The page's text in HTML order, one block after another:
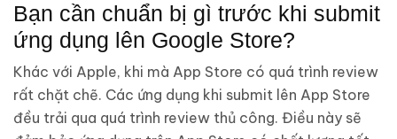
Bạn cần chuẩn bị gì trước khi submit
ứng dụng lên Google Store?
Khác với Apple, khi mà App Store có quá trình review
rất chặt chẽ. Các ứng dụng khi submit lên App Store
đều trải qua quá trình review thủ công. Điều này sẽ